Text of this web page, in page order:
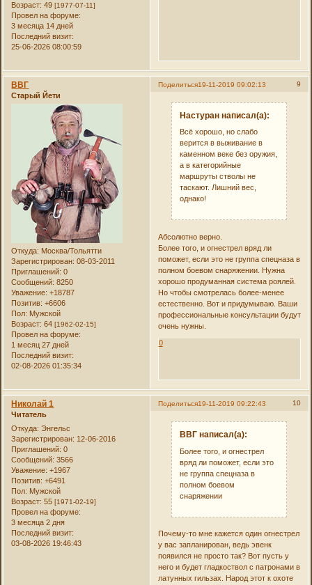
Возраст: 49[1977-07-11]
Провел на форуме:
3 месяца 14 дней
Последний визит:
25-06-2026 08:00:59
Поделиться 9
19-11-2019 09:02:13
ВВГ
Старый Йети
Откуда: Москва/Тольятти
Зарегистрирован: 08-03-2011
Приглашений: 0
Сообщений: 8250
Уважение: +18787
Позитив: +6606
Пол: Мужской
Возраст: 64[1962-02-15]
Провел на форуме:
1 месяц 27 дней
Последний визит:
02-08-2026 01:35:34
Настуран написал(а):
Всё хорошо, но слабо
верится в выживание в
каменном веке без оружия,
а в категорийные
маршруты стволы не
таскают. Лишний вес,
однако!
Абсолютно верно.
Более того, и огнестрел вряд ли
поможет, если это не группа спецназа в
полном боевом снаряжении. Нужна
хорошо продуманная система роялей.
Но чтобы смотрелась более-менее
естественно. Вот и придумываю. Ваши
профессиональные консультации будут
очень нужны.
0
Поделиться 10
19-11-2019 09:22:43
Николай 1
Читатель
Откуда: Энгельс
Зарегистрирован: 12-06-2016
Приглашений: 0
Сообщений: 3566
Уважение: +1967
Позитив: +6491
Пол: Мужской
Возраст: 55[1971-02-19]
Провел на форуме:
3 месяца 2 дня
Последний визит:
03-08-2026 19:46:43
ВВГ написал(а):
Более того, и огнестрел
вряд ли поможет, если это
не группа спецназа в
полном боевом
снаряжении
Почему-то мне кажется один огнестрел
у вас запланирован, ведь эвенк
появился не просто так? Вот пусть у
него и будет гладкоствол с патронами в
латунных гильзах. Народ этот к охоте